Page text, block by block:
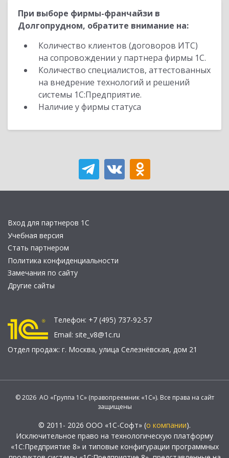
При выборе фирмы-франчайзи в
Долгопрудном, обратите внимание на:
Количество клиентов (договоров ИТС)
на сопровождении у партнера фирмы 1С.
Количество специалистов, аттестованных
на внедрение технологий и решений
системы 1С:Предприятие.
Наличие у фирмы статуса
Вход для партнеров 1С
Учебная версия
Стать партнером
Политика конфиденциальности
Замечания по сайту
Другие сайты
Телефон: +7 (495) 737-92-57
Email: site_v8@1c.ru
Отдел продаж: г. Москва, улица Селезнёвская, дом 21
© 2026 АО «Группа 1С» (правопреемник «1С»). Все права на сайт
защищены
© 2011- 2026 ООО «1С-Софт» (о компании).
Исключительное право на технологическую платформу
«1С:Предприятие 8» и типовые конфигурации программных